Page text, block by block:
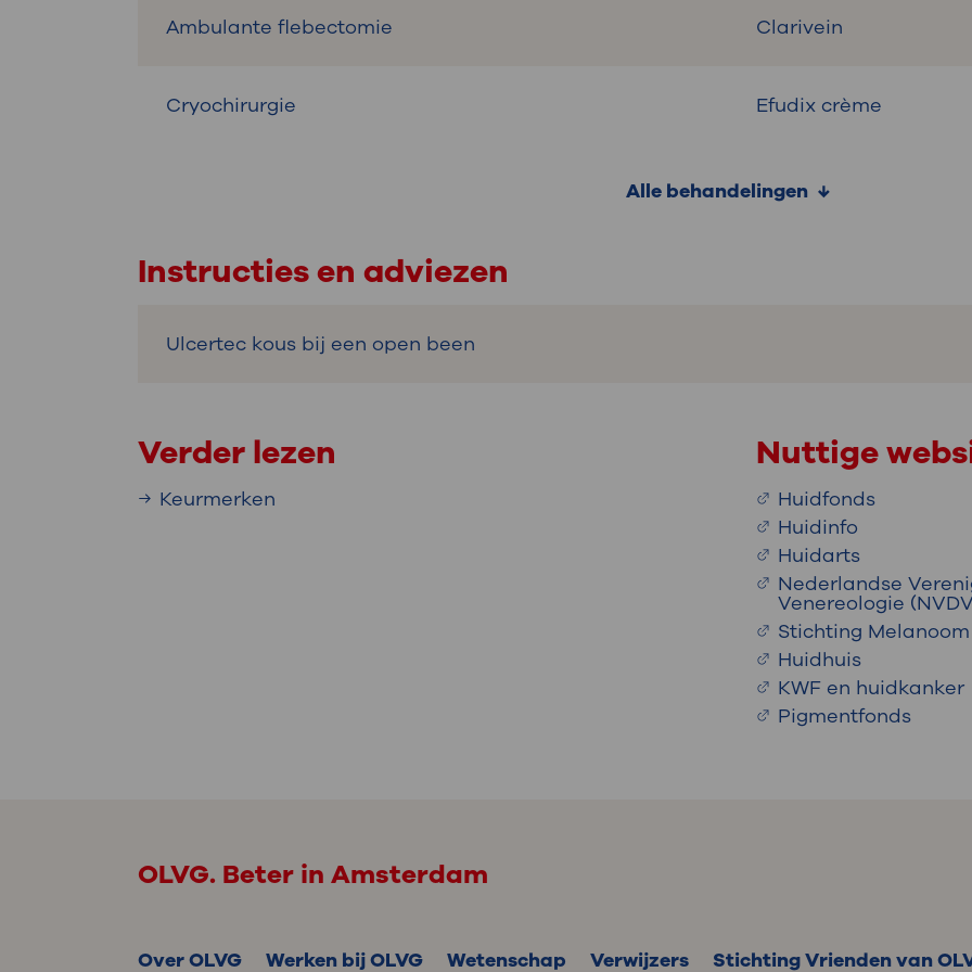
Ambulante flebectomie Clarivein
Cryochirurgie Efudix crème
Alle behandelingen
Instructies en adviezen
Ulcertec kous bij een open been
Verder lezen
Keurmerken
Nuttige
Huidfonds
Huidinfo
Huidarts
Nederlandse
Venereologie
Stichting Melanoom
Huidhuis
KWF en huidkanker
Pigmentfonds
OLVG. Beter in Amsterdam
Over OLVG Werken bij OLVG Wetenschap Verwijzers Stichting Vrienden van